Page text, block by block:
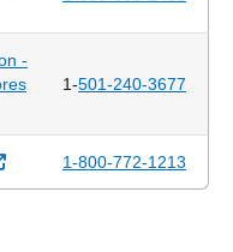
-
1-501-240-3677
Sitio Externo1-800-772-1213